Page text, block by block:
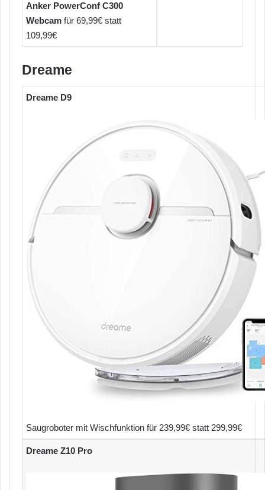
Anker PowerConf C300
Webcam für 69,99€ statt
109,99€
Dreame
Dreame D9
Saugroboter mit Wischfunktion für 239,99€ statt 299,99€
Dreame Z10 Pro